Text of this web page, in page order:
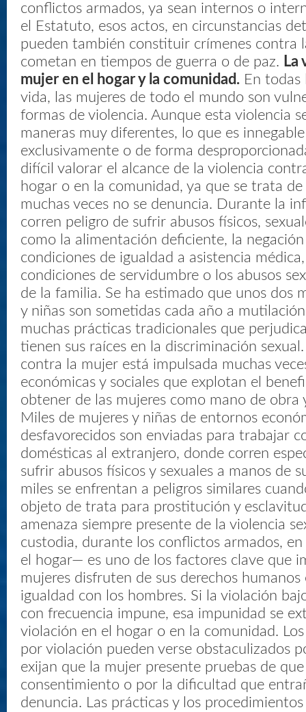
conflictos armados, ya sean internos o
el Estatuto, esos actos, en circunstancias
pueden también constituir crímenes contra
cometan en tiempos de guerra o de paz. La
mujer en el hogar y la comunidad. En todas
vida, las mujeres de todo el mundo son
formas de violencia. Aunque esta violencia
maneras muy diferentes, lo que es
exclusivamente o de forma
difícil valorar el alcance de la violencia
hogar o en la comunidad, ya que se trata
muchas veces no se denuncia. Durante la
corren peligro de sufrir abusos físicos,
como la alimentación deficiente, la
condiciones de igualdad a asistencia
condiciones de servidumbre o los abusos
de la familia. Se ha estimado que unos dos
y niñas son sometidas cada año a
muchas prácticas tradicionales que
tienen sus raíces en la discriminación
contra la mujer está impulsada muchas
económicas y sociales que explotan el
obtener de las mujeres como mano de obra
Miles de mujeres y niñas de entornos
desfavorecidos son enviadas para trabajar
domésticas al extranjero, donde corren
sufrir abusos físicos y sexuales a manos de
miles se enfrentan a peligros similares
objeto de trata para prostitución y
amenaza siempre presente de la violencia
custodia, durante los conflictos armados,
el hogar— es uno de los factores clave que
mujeres disfruten de sus derechos
igualdad con los hombres. Si la violación
con frecuencia impune, esa impunidad se
violación en el hogar o en la comunidad.
por violación pueden verse obstaculizados
exijan que la mujer presente pruebas de
consentimiento o por la dificultad que
denuncia. Las prácticas y los